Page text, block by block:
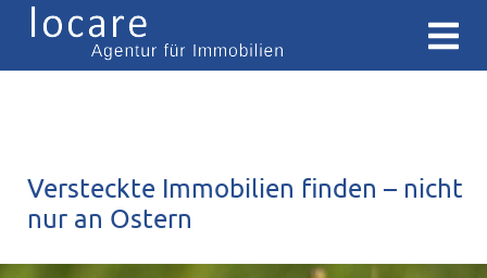
Versteckte Immobilien finden – nicht
nur an Ostern